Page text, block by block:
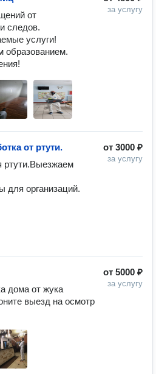
за услугу
от
следов.
услуги!
от 3000 ₽
за услугу
от ртути.
ртути.Выезжаем
для организаций.
от 5000 ₽
за услугу
дома от жука
выезд на осмотр